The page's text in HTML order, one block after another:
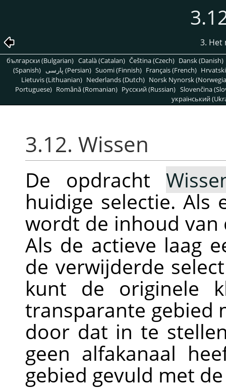
3.
български (Bulgarian) Català (Catalan) Čeština (Czech) Dansk (Danish)
(Spanish)
پارسی (Persian) Suomi (Finnish) Français (French)
Lietuvis (Lithuanian) Nederlands (Dutch) Norsk Nynorsk
Portuguese) Română (Romanian) Pусский (Russian) Slovenčina
український
3.12. Wissen
De opdracht
huidige selectie. Als
wordt de inhoud van
Als de actieve laag
de verwijderde
kunt de originele
transparante gebied
door dat in te
geen alfakanaal
gebied gevuld met